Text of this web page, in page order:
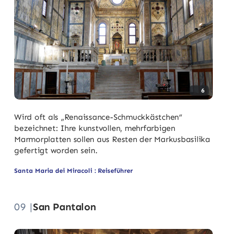
6
Wird oft als „Renaissance-Schmuckkästchen“
bezeichnet: Ihre kunstvollen, mehrfarbigen
Marmorplatten sollen aus Resten der Markusbasilika
gefertigt worden sein.
Santa Maria dei Miracoli : Reiseführer
09 |San Pantalon